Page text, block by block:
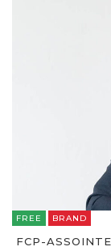
FREE BRAND
FCP-